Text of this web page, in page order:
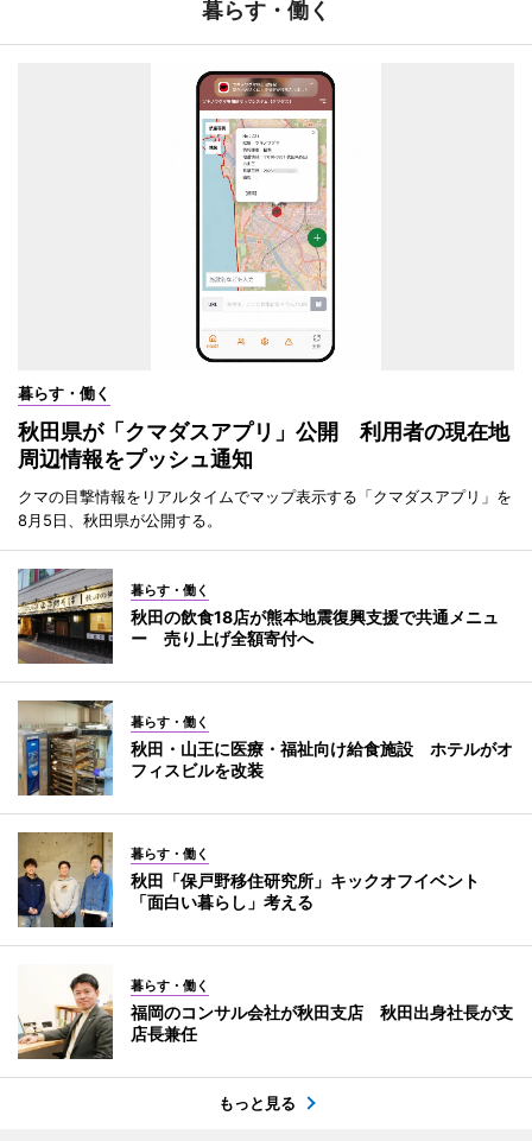
暮らす・働く
暮らす・働く
秋田県が「クマダスアプリ」公開 利用者の現在地
周辺情報をプッシュ通知
クマの目撃情報をリアルタイムでマップ表示する「クマダスアプリ」を
8月5日、秋田県が公開する。
暮らす・働く
秋田の飲食18店が熊本地震復興支援で共通メニュ
ー 売り上げ全額寄付へ
暮らす・働く
秋田・山王に医療・福祉向け給食施設 ホテルがオ
フィスビルを改装
暮らす・働く
秋田「保戸野移住研究所」キックオフイベント
「面白い暮らし」考える
暮らす・働く
福岡のコンサル会社が秋田支店 秋田出身社長が支
店長兼任
もっと見る